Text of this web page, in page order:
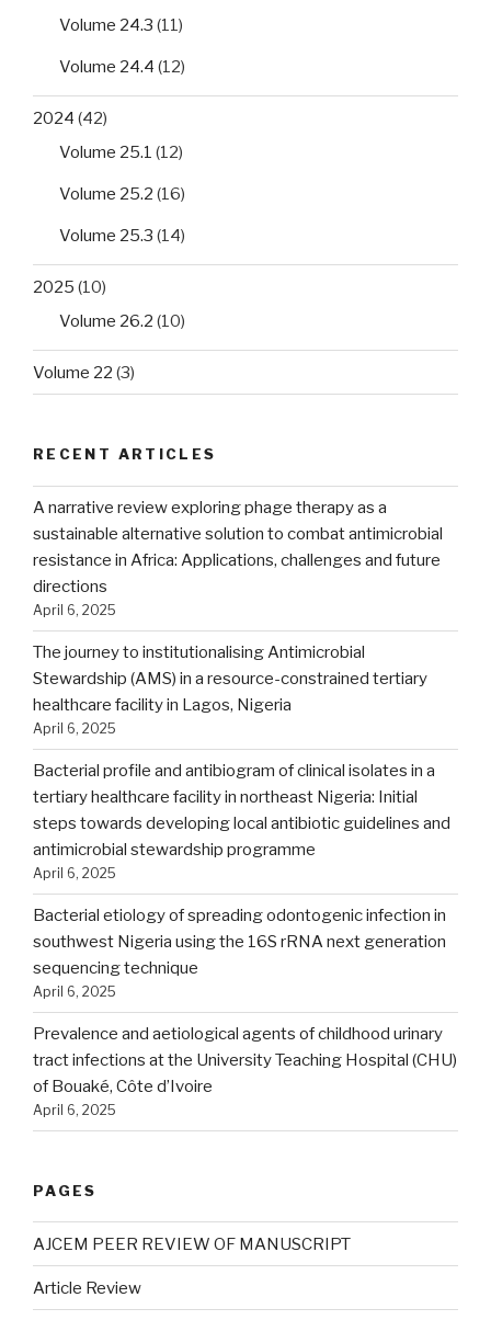
Volume 24.3 (11)
Volume 24.4 (12)
2024 (42)
Volume 25.1 (12)
Volume 25.2 (16)
Volume 25.3 (14)
2025 (10)
Volume 26.2 (10)
Volume 22 (3)
RECENT ARTICLES
A narrative review exploring phage therapy as a
sustainable alternative solution to combat antimicrobial
resistance in Africa: Applications, challenges and future
directions
April 6, 2025
The journey to institutionalising Antimicrobial
Stewardship (AMS) in a resource-constrained tertiary
healthcare facility in Lagos, Nigeria
April 6, 2025
Bacterial profile and antibiogram of clinical isolates in a
tertiary healthcare facility in northeast Nigeria: Initial
steps towards developing local antibiotic guidelines and
antimicrobial stewardship programme
April 6, 2025
Bacterial etiology of spreading odontogenic infection in
southwest Nigeria using the 16S rRNA next generation
sequencing technique
April 6, 2025
Prevalence and aetiological agents of childhood urinary
tract infections at the University Teaching Hospital (CHU)
of Bouaké, Côte d’Ivoire
April 6, 2025
PAGES
AJCEM PEER REVIEW OF MANUSCRIPT
Article Review